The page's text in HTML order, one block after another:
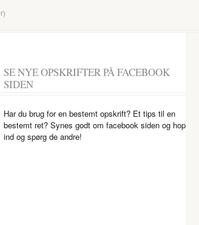
SE NYE OPSKRIFTER PÅ FACEBOOK
SIDEN
Har du brug for en bestemt opskrift? Et tips til en
bestemt ret? Synes godt om facebook siden og hop
ind og spørg de andre!